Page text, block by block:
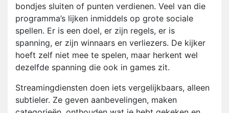
bondjes sluiten of punten verdienen. Veel van die
programma’s lijken inmiddels op grote sociale
spellen. Er is een doel, er zijn regels, er is
spanning, er zijn winnaars en verliezers. De kijker
hoeft zelf niet mee te spelen, maar herkent wel
dezelfde spanning die ook in games zit.
Streamingdiensten doen iets vergelijkbaars, alleen
subtieler. Ze geven aanbevelingen, maken